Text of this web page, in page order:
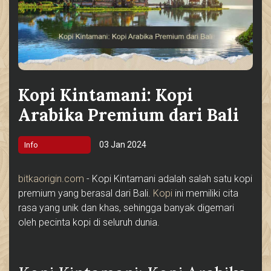
Kopi Kintamani: Kopi
Arabika Premium dari Bali
Info 03 Jan 2024
bitkaorigin.com - Kopi Kintamani adalah salah satu kopi
premium yang berasal dari Bali. Kopi ini memiliki cita
rasa yang unik dan khas, sehingga banyak digemari
oleh pecinta kopi di seluruh dunia.